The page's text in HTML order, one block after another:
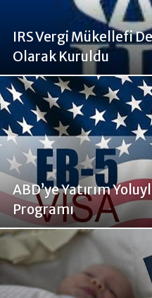
IRS Vergi Mükellefi
Olarak Kuruldu
ABD’ye Yatırım
Programı